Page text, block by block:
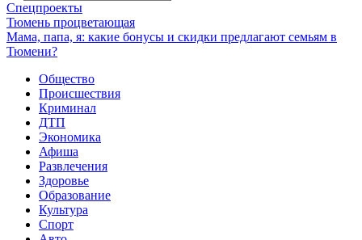
Спецпроекты
Тюмень процветающая
Мама, папа, я: какие бонусы и скидки предлагают семьям в
Тюмени?
Общество
Происшествия
Криминал
ДТП
Экономика
Афиша
Развлечения
Здоровье
Образование
Культура
Спорт